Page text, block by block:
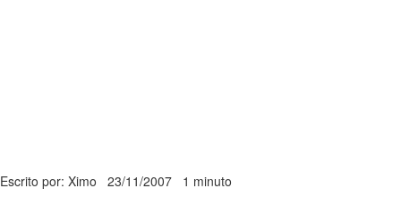
Escrito por: Ximo 23/11/2007 1 minuto